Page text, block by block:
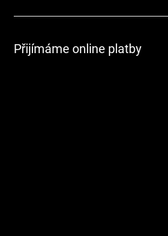
Přijímáme online platby